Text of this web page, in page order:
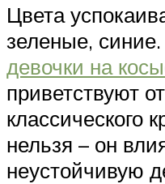
Цвета
зеленые, синие.
девочки на
приветствуют
классического
нельзя – он
неустойчивую